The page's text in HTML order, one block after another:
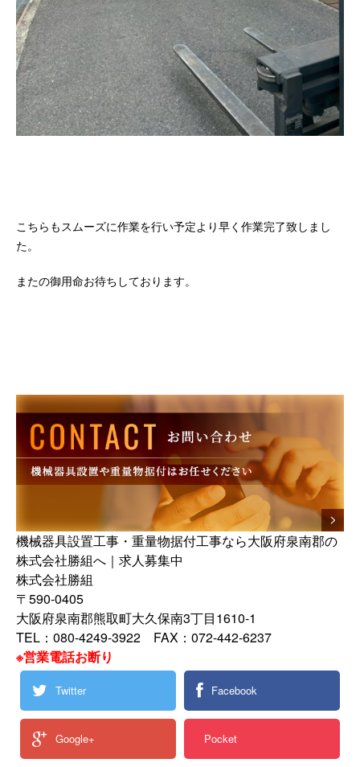
こちらもスムーズに作業を行い予定より早く作業完了致しまし
た。
またの御用命お待ちしております。
機械器具設置工事・重量物据付工事なら大阪府泉南郡の
株式会社勝組へ｜求人募集中
株式会社勝組
〒590-0405
大阪府泉南郡熊取町大久保南3丁目1610-1
TEL：080-4249-3922 FAX：072-442-6237
※営業電話お断り
Twitter Facebook
Google+ Pocket